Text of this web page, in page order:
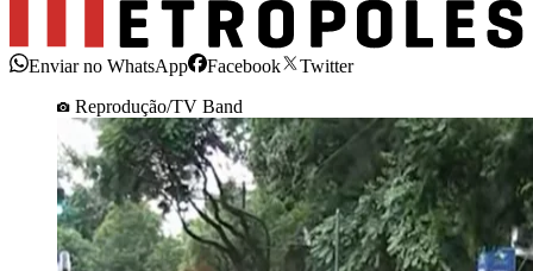
Enviar no WhatsApp Facebook
Twitter
Reprodução/TV Band